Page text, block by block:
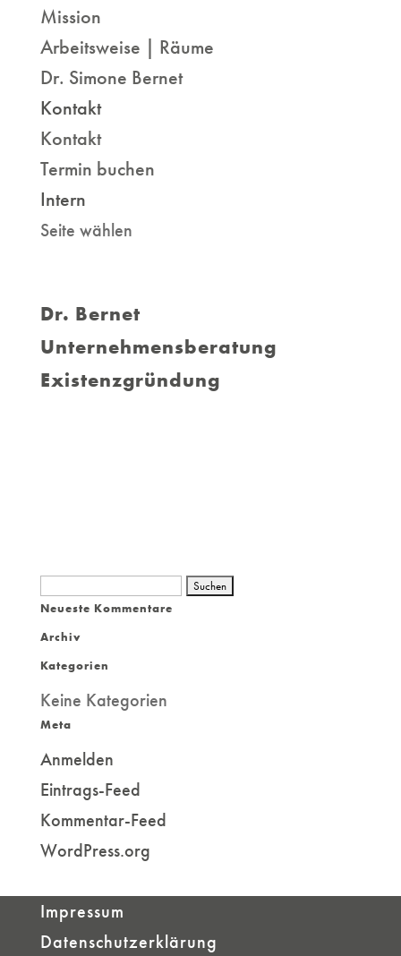
Mission
Arbeitsweise | Räume
Dr. Simone Bernet
Kontakt
Kontakt
Termin buchen
Intern
Seite wählen
Dr. Bernet
Unternehmensberatung
Existenzgründung
Suchen
nach:
Neueste Kommentare
Archiv
Kategorien
Keine Kategorien
Meta
Anmelden
Eintrags-Feed
Kommentar-Feed
WordPress.org
Impressum
Datenschutzerklärung